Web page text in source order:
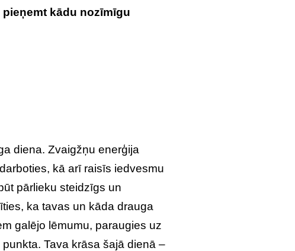
kādu nozīmīgu
diena. Zvaigžņu enerģija
kā arī raisīs iedvesmu
pārlieku steidzīgs un
ka tavas un kāda drauga
galējo lēmumu, paraugies uz
Tava krāsa šajā dienā –